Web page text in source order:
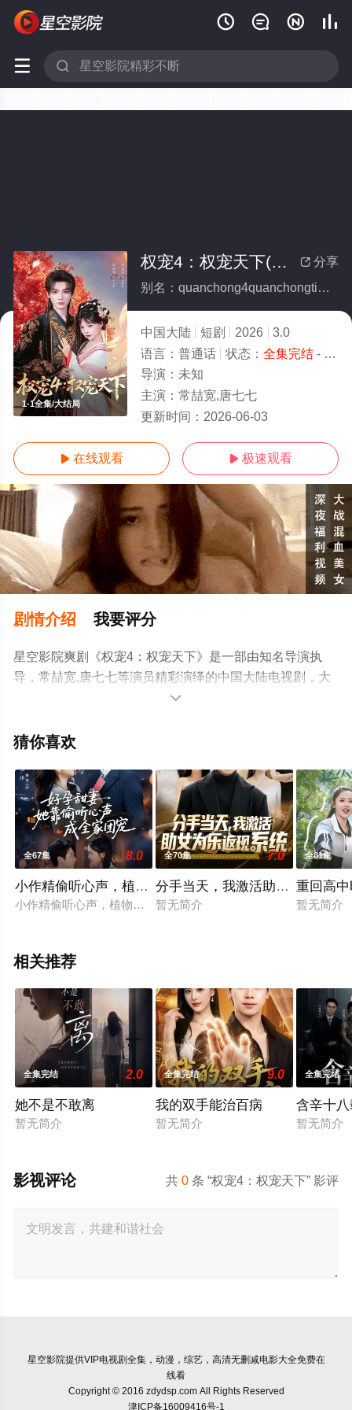
   
 
1-1全集/大结局
 分享
权宠4：权宠天下(全集)
别名：quanchong4quanchongtianxia
中国大陆 短剧 2026
3.0
语言： 普通话 状态： 全集完结- 免费在线观看
导演： 未知
主演： 常喆宽,唐七七
更新时间： 2026-06-03
 在线观看  极速观看
剧情介绍 我要评分
星空影院爽剧《权宠4：权宠天下》是一部由知名导演执
导，常喆宽,唐七七等演员精彩演绎的中国大陆电视剧，大
结局剧情已揭晓（1-1全集），手机免费观看高清未删减完
豆瓣电视剧、电视猫或剧情网等平台了解。

猜你喜欢
全67集 8.0
小作精偷听心声，植物人老公气醒了
小作精偷听心声，植物人老公气醒了
全70集 7.0
分手当天，我激活助女为乐返现
暂无简介
全81集
重回高
暂无简介
相关推荐
全集完结 2.0
她不是不敢离
暂无简介
全集完结 9.0
我的双手能治百病
暂无简介
全集完结
含辛十
暂无简介
共0 条 “权宠4：权宠天下” 影评
影视评论
星空影院提供VIP电视剧全集，动漫，综艺，高清无删减电影大全免费在
线看
Copyright © 2016 zdydsp.com All Rights Reserved
津ICP备16009416号-1